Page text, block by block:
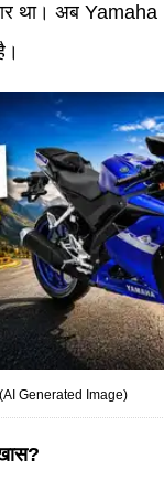
था। अब
(AI Generated Image)